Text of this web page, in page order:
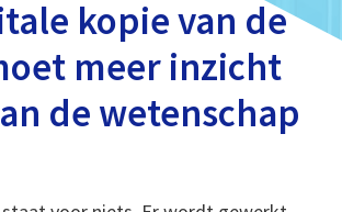
kopie van de
meer inzicht
de wetenschap